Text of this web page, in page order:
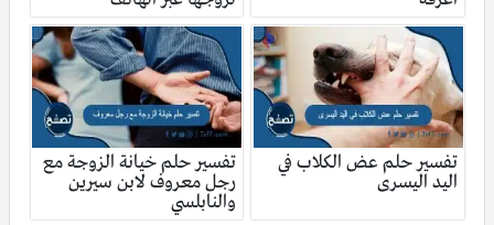
تفسير حلم عض الكلاب في
اليد اليسرى
تفسير حلم خيانة الزوجة مع
رجل معروف لابن سيرين
والنابلسي